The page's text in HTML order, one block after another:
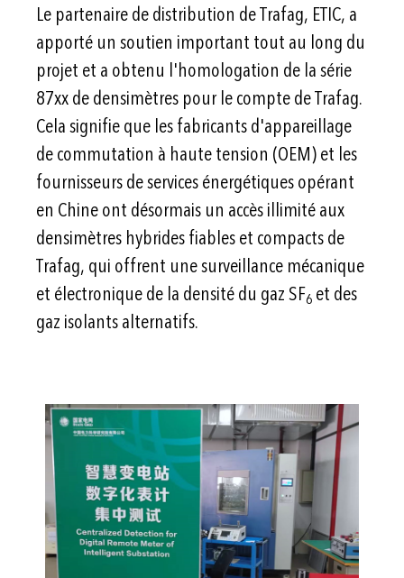
Le partenaire de distribution de Trafag, ETIC, a
apporté un soutien important tout au long du
projet et a obtenu l'homologation de la série
87xx de densimètres pour le compte de Trafag.
Cela signifie que les fabricants d'appareillage
de commutation à haute tension (OEM) et les
fournisseurs de services énergétiques opérant
en Chine ont désormais un accès illimité aux
densimètres hybrides fiables et compacts de
Trafag, qui offrent une surveillance mécanique
et électronique de la densité du gaz SF6 et des
gaz isolants alternatifs.